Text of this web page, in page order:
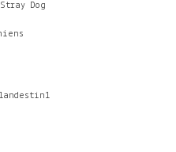
Dog